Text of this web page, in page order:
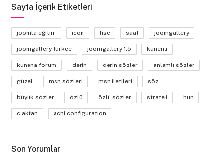
Sayfa İçerik Etiketleri
joomla eğitim icon lise saat joomgallery
joomgallery türkçe joomgallery 1.5 kunena
kunena forum derin derin sözler anlamlı sözler
güzel msn sözleri msn iletileri söz
büyük sözler özlü özlü sözler strateji hun
c.aktan achi configuration
Son Yorumlar